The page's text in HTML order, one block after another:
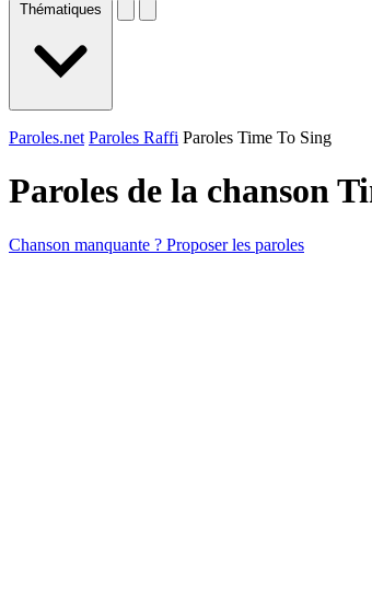
Thématiques
Paroles.net Paroles Raffi Paroles Time To Sing
Paroles de la chanson
Chanson manquante ? Proposer les paroles